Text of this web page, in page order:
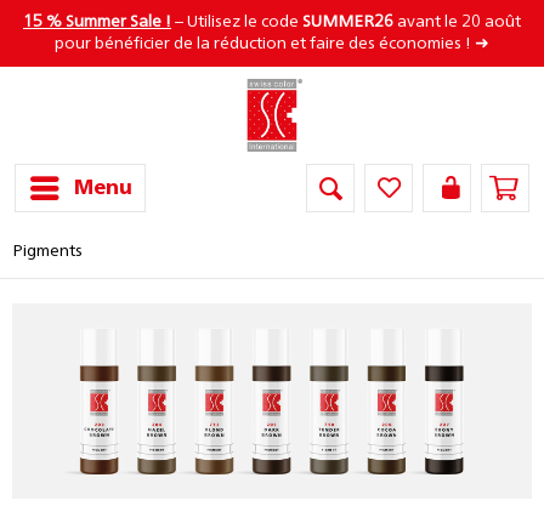
15 % Summer Sale ! – Utilisez le code SUMMER26 avant le 20 août
pour bénéficier de la réduction et faire des économies ! ➜
Menu
Pigments